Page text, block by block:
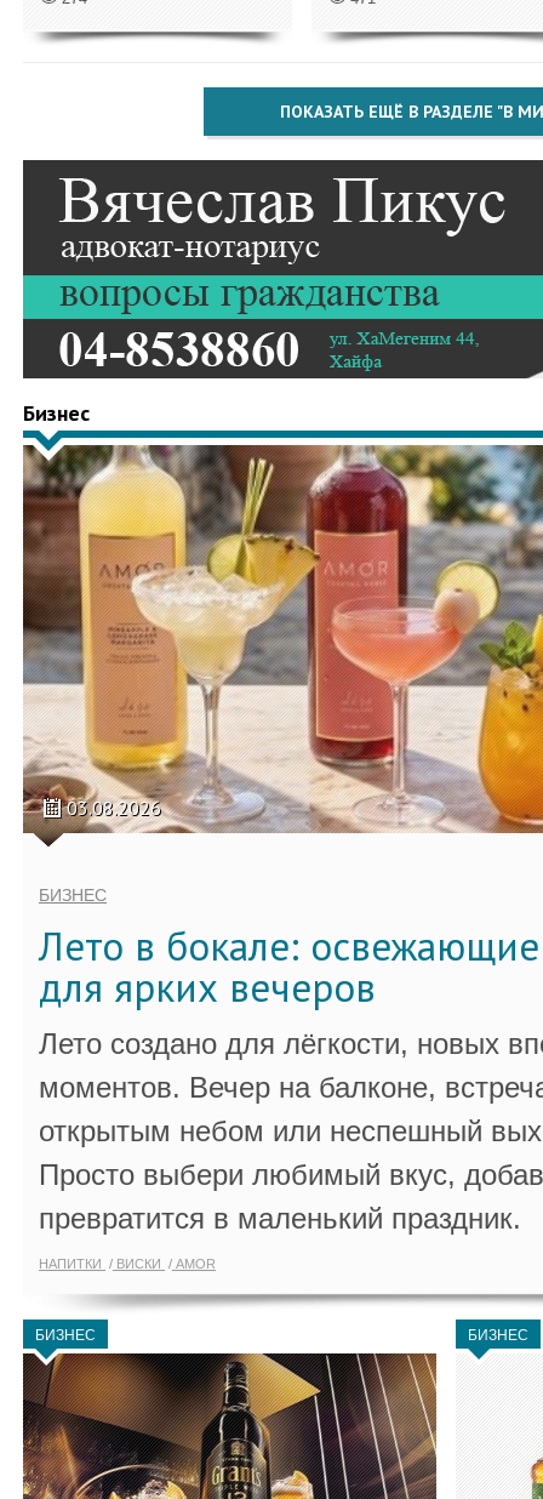
ПОКАЗАТЬ ЕЩЁ В РАЗДЕЛЕ "В
Бизнес
03.08.2026
БИЗНЕС
Лето в бокале:
для ярких вечеров
Лето создано для лёгкости, новых
моментов. Вечер на балконе,
открытым небом или неспешный
Просто выбери любимый вкус,
превратится в маленький праздник.
НАПИТКИ ВИСКИ AMOR
БИЗНЕС БИЗНЕС